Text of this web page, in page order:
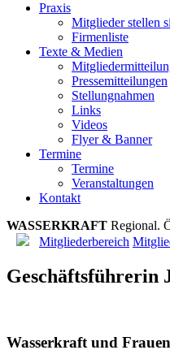
Praxis
Mitglieder stellen
Firmenliste
Texte & Medien
Pressemitteilungen
Stellungnahmen
Links
Videos
Flyer & Banner
Termine
Termine
Veranstaltungen
Kontakt
WASSERKRAFT Regional.
Mitgliederbereich
Geschäftsführerin
Wasserkraft und